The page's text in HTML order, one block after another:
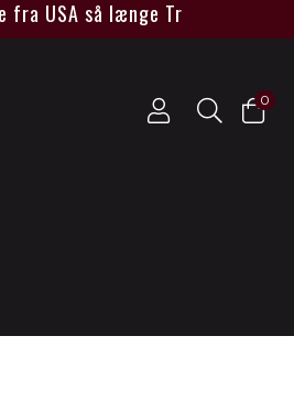
så længe Trump sidder ved
0